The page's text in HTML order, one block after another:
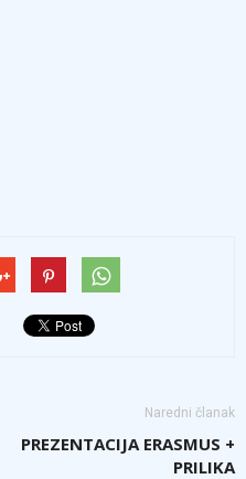
Naredni članak
PREZENTACIJA ERASMUS +
PRILIKA